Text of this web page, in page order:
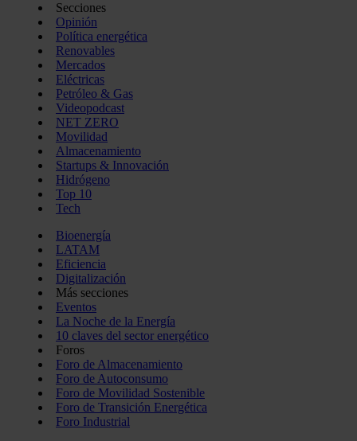
Secciones
Opinión
Política energética
Renovables
Mercados
Eléctricas
Petróleo & Gas
Videopodcast
NET ZERO
Movilidad
Almacenamiento
Startups & Innovación
Hidrógeno
Top 10
Tech
Bioenergía
LATAM
Eficiencia
Digitalización
Más secciones
Eventos
La Noche de la Energía
10 claves del sector energético
Foros
Foro de Almacenamiento
Foro de Autoconsumo
Foro de Movilidad Sostenible
Foro de Transición Energética
Foro Industrial